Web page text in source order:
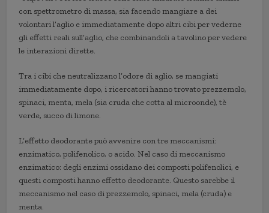
con spettrometro di massa, sia facendo mangiare a dei
volontari l’aglio e immediatamente dopo altri cibi per vederne
gli effetti reali sull’aglio, che combinandoli a tavolino per vedere
le interazioni dirette.
Tra i cibi che neutralizzano l’odore di aglio, se mangiati
immediatamente dopo, i ricercatori hanno trovato prezzemolo,
spinaci, menta, mela (sia cruda che cotta al microonde), tè
verde, succo di limone.
L’effetto deodorante può avvenire con tre meccanismi:
enzimatico, polifenolico, o acido. Nel caso di meccanismo
enzimatico: degli enzimi ossidano dei composti polifenolici, e
questi composti hanno effetto deodorante. Questo sarebbe il
meccanismo nel caso di prezzemolo, spinaci, mela (cruda) e
menta.